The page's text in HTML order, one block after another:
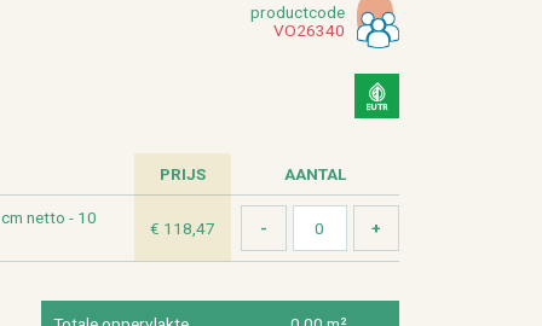
product­code
VO26340
PRIJS AAN­TAL
netto - 10
€ 118,47